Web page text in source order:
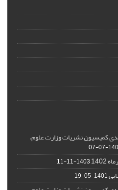
کمیسیون نشریات وزارت علوم،
1404-
1403-11-11
1401-05-19